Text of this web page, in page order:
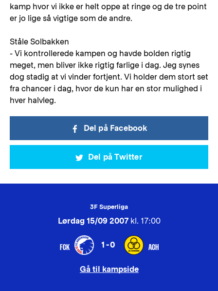
kamp hvor vi ikke er helt oppe at ringe og de tre point
er jo lige så vigtige som de andre.
Ståle Solbakken
- Vi kontrollerede kampen og havde bolden rigtig
meget, men bliver ikke rigtig farlige i dag. Jeg synes
dog stadig at vi vinder fortjent. Vi holder dem stort set
fra chancer i dag, hvor de kun har en stor mulighed i
hver halvleg.
Del på Facebook
Del på Twitter
3F Superliga
Lørdag 15/09 2007kl. 17:00
FCK 1-0 ACH
Gå til kampside